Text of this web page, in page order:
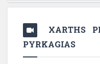
XARTHS
PYRKAGIAS